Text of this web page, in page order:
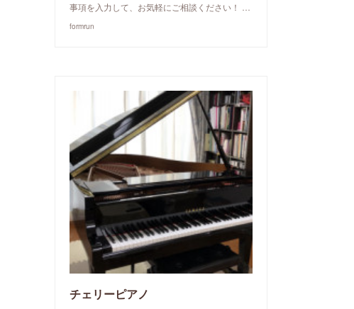
事項を入力して、お気軽にご相談ください！ …
formrun
チェリーピアノ